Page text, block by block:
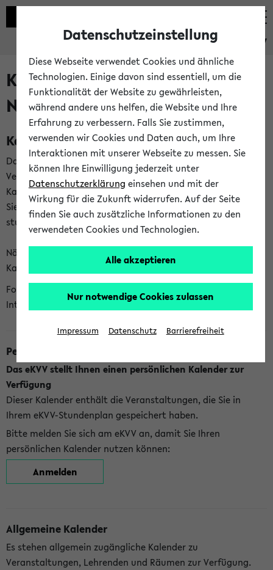
eKVV
Kalenderintegration und
Newsfeeds
Kalenderintegration
Das eKVV bietet Ihnen die Möglichkeit,
Veranstaltungstermine in eine Vielzahl von
Kalenderanwendungen einzubinden. Auf diese Weise können
Sie einen gemeinsamen Überblick über Ihre privaten und
studienbezogenen Termine erhalten.
Näheres zu Vorteilen und Funktionsweise der
Kalenderintegration können Sie auf unserer
Folgende Kalender bietet Ihnen das eKVV derzeit zur
Integration an:
Persönlicher Kalender
Das eKVV stellt Ihnen einen persönlichen Kalender zur
Verfügung
Dieser Kalender enthält die Veranstaltungen, die Sie in
Ihrem eKVV-Stundenplan gespeichert haben.
Bitte melden Sie sich am eKVV an, damit Sie Ihren
persönlichen Kalender nutzen können:
Anmelden
Allgemeine Kalender
Es stehen allgemein zugängliche Kalender zu
Veranstaltungen, Lehrenden und Räumen zur Verfügung.
Datenschutzeinstellung
Diese Webseite verwendet Cookies und ähnliche
Technologien. Einige davon sind essentiell, um die
Funktionalität der Website zu gewährleisten,
während andere uns helfen, die Website und Ihre
Erfahrung zu verbessern. Falls Sie zustimmen,
verwenden wir Cookies und Daten auch, um Ihre
Interaktionen mit unserer Webseite zu messen. Sie
können Ihre Einwilligung jederzeit unter
Datenschutzerklärung einsehen und mit der
Wirkung für die Zukunft widerrufen. Auf der Seite
finden Sie auch zusätzliche Informationen zu den
verwendeten Cookies und Technologien.
Alle akzeptieren
Nur notwendige Cookies zulassen
Impressum Datenschutz Barrierefreiheit